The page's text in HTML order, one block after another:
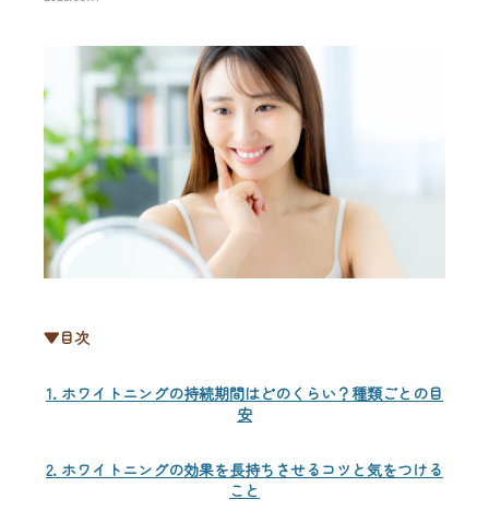
▼目次
1. ホワイトニングの持続期間はどのくらい？種類ごとの目
安
2. ホワイトニングの効果を長持ちさせるコツと気をつける
こと
医院情報・アクセス
お知らせ
ブログ
お問い合わせ